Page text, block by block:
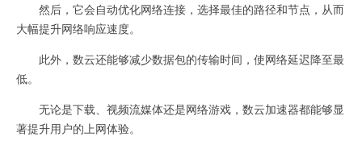
然后，它会自动优化网络连接，选择最佳的路径和节点，从而
大幅提升网络响应速度。
此外，数云还能够减少数据包的传输时间，使网络延迟降至最
低。
无论是下载、视频流媒体还是网络游戏，数云加速器都能够显
著提升用户的上网体验。